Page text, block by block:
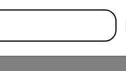
correspondant à